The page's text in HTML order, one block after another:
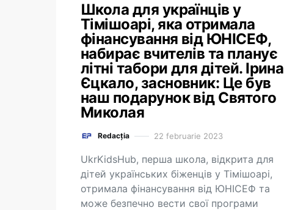
Школа для українців у
Тімішоарі, яка отримала
фінансування від ЮНІСЕФ,
набирає вчителів та планує
літні табори для дітей. Ірина
Єцкало, засновник: Це був
наш подарунок від Святого
Миколая
Redacția 22 februarie 2023
UkrKidsHub, перша школа, відкрита для
дітей українських біженців у Тімішоарі,
отримала фінансування від ЮНІСЕФ та
може безпечно вести свої програми